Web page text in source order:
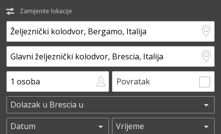
Zamijenite lokacije
Povratak